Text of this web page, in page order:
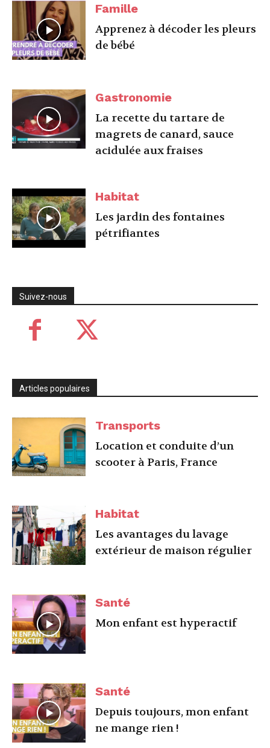
Famille
Apprenez à décoder les pleurs
de bébé
Gastronomie
La recette du tartare de
magrets de canard, sauce
acidulée aux fraises
Habitat
Les jardin des fontaines
pétrifiantes
Suivez-nous
Articles populaires
Transports
Location et conduite d’un
scooter à Paris, France
Habitat
Les avantages du lavage
extérieur de maison régulier
Santé
Mon enfant est hyperactif
Santé
Depuis toujours, mon enfant
ne mange rien !